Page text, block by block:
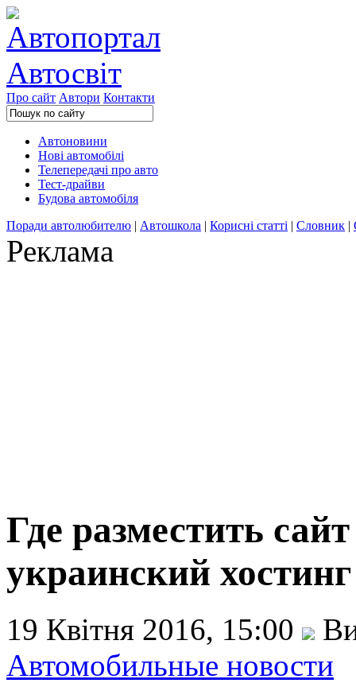
Про сайт Автори Контакти
Автоновини
Нові автомобілі
Телепередачі про авто
Тест-драйви
Будова автомобіля
Поради автолюбителю | Автошкола | Корисні статті | Словник |
Реклама
Где разместить
украинский
19 Квітня 2016, 15:00
Автомобильные новости